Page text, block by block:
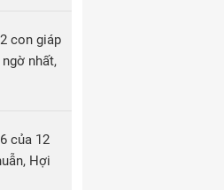
con giáp
nhất,
của 12
Hợi